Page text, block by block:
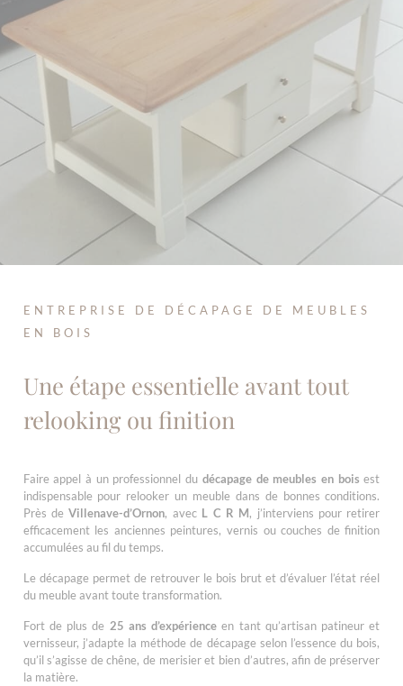
ENTREPRISE DE DÉCAPAGE DE MEUBLES
EN BOIS
Une étape essentielle avant tout
relooking ou finition
Faire appel à un professionnel du décapage de meubles en bois est
indispensable pour relooker un meuble dans de bonnes conditions.
Près deVillenave-d’Ornon, avec L C R M, j’interviens pour retirer
efficacement les anciennes peintures, vernis ou couches de finition
accumulées au fil du temps.
Le décapage permet de retrouver le bois brut et d’évaluer l’état réel
du meuble avant toute transformation.
Fort de plus de 25 ans d’expérience en tant qu’artisan patineur et
vernisseur, j’adapte la méthode de décapage selon l’essence du bois,
qu’il s’agisse de chêne, de merisier et bien d’autres, afin de préserver
la matière.